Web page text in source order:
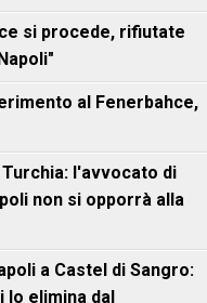
si procede, rifiutate
al Fenerbahce,
l'avvocato di
non si opporrà alla
a Castel di Sangro:
lo elimina dal